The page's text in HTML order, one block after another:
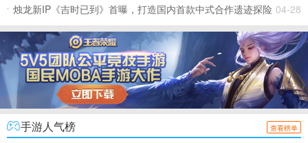
04-28
烛龙新IP《吉时已到》首曝，打造国内首款中式合作遗迹探险
游戏
手游人气榜 查看榜单